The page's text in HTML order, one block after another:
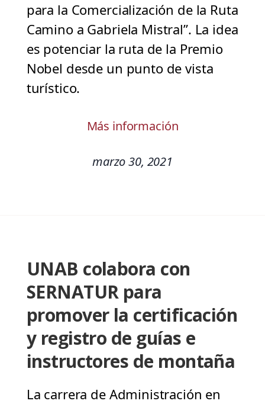
para la Comercialización de la Ruta
Camino a Gabriela Mistral”. La idea
es potenciar la ruta de la Premio
Nobel desde un punto de vista
turístico.
Más información
marzo 30, 2021
UNAB colabora con
SERNATUR para
promover la certificación
y registro de guías e
instructores de montaña
La carrera de Administración en